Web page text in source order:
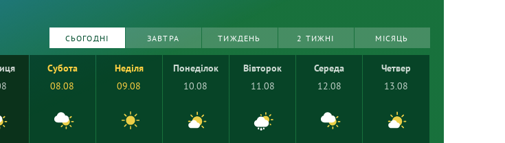
СЬОГОДНІ ЗАВТРА ТИЖДЕНЬ 2 ТИЖНІ МІСЯЦЬ
Субота
08.08
Неділя
09.08
Понеділок
10.08
Вівторок
11.08
Середа
12.08
Четвер
13.08